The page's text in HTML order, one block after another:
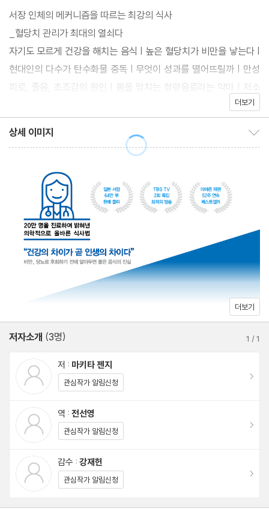
의학적 관점에서 올바르게 먹는 방법을 한 권에 정리했다. ‘몸무게가
조금씩 늘더니 도통 줄지 않는다.’ ‘집중력이 떨어지고 쉽게 지친다.’
‘업무 도중에 곧잘 존다.’ 저자는 이런 증상이 나타나는 근본 원인이
‘혈당치’에 있다고 진단한다. 혈당치가 높거나 급격하게 변동하면 우
리 몸은 심각한 손상을 입게 되는데, 그 원인은 대개 현대인 특유의
서장 인체의 메커니즘을 따르는 최강의 식사
_혈당치 관리가 최대의 열쇠다
자기도 모르게 건강을 해치는 음식 | 높은 혈당치가 비만을 낳는다 |
현대인의 다수가 탄수화물 중독 | 무엇이 성과를 떨어뜨릴까 | 만성
피로, 졸음, 초조감의 원인 | 몸을 망치는 청량음료라는 악마 | 저소
득층일수록 탄수화물로 치닫는 이유 | 매일 40술 이상 설탕을 먹고
이유 | 호모 사피엔스의 식사는 DNA에 충실했다 | 우리의 DNA에
맞는 식사란 | 질병의 근원에는 설탕이 있다 | 36년간 조사해 발견
한 장수의 비결 | 일식이 꼭 건강식은 아니다 | 식사는 건강 격차를
이겨내는 최강의 무기
1장 의학적으로 올바른 식사법
_건강 상류층이 알아야 할 식사의 새로운 상식
의학적으로 올바른 식사_ 식사의 정답이란 | 새로운 상식 1_ 탄수화
물이 살찌는 주된 원인 | 새로운 상식 2_ 칼로리와 비만은 무관하다
| 새로운 상식 3_ 지방은 먹어도 살찌지 않는다 | 새로운 상식 4_
콜레스테롤 수치는 식사로 바뀌지 않는다 | 새로운 상식 5_ 단백질
보충제가 신장을 망친다 | 새로운 상식 6_ 조금씩 자주 먹어야 살찌
지 않는다 | 새로운 상식 7_ 과일도 많이 먹으면 살찐다 | 새로운 상
식 8_ 지쳤을 때 단것을 먹으면 역효과 | 새로운 상식 9_ 발암성 의
심 식품은 먹지 않는다 | 새로운 상식 10_ 운동은 식후에 바로 하는
것이 좋다 | 몸에 좋은 음식 1_ 올리브유 | 몸에 좋은 음식 2_ 견과
류 | 몸에 좋은 음식 3_ 와인 | 몸에 좋은 음식 4_ 초콜릿 | 몸에 좋
은 음식 5_ 콩 | 몸에 좋은 음식 6_ 치즈 | 몸에 좋은 음식 7_ 블루
베리 | 몸에 좋은 음식 8_ 커피 | 몸에 좋은 음식 9_ 식초 | 몸에 좋
은 음식 10_ 날것
더보기
상세 이미지
더보기
저자소개 (3명) 1 /1
저 : 마키타 젠지
관심작가 알림신청
역 : 전선영
관심작가 알림신청
감수 : 강재헌
관심작가 알림신청